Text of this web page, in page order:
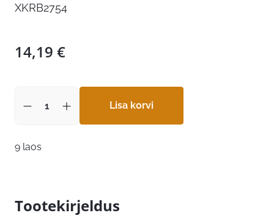
XKRB2754
14,19 €
Lisa korvi
9 laos
Tootekirjeldus